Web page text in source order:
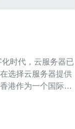
选择云服务器提供
港作为一个国际化
，香港作为国际金